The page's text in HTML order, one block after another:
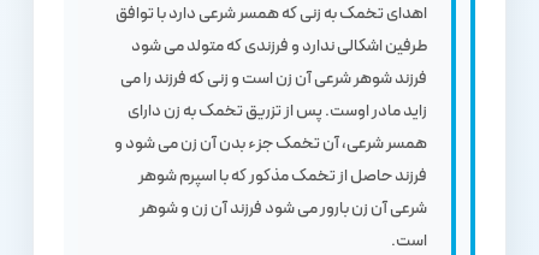
اهدای تخمک به زنی که همسر شرعی دارد با توافق
طرفین اشکالی ندارد و فرزندی که متولد می شود
فرزند شوهر شرعی آن زن است و زنی که فرزند را می
زاید مادر اوست. پس از تزریق تخمک به زن دارای
همسر شرعی، آن تخمک جزء بدن آن زن می شود و
فرزند حاصل از تخمک مذکور که با اسپرم شوهر
شرعی آن زن بارور می شود فرزند آن زن و شوهر
است.